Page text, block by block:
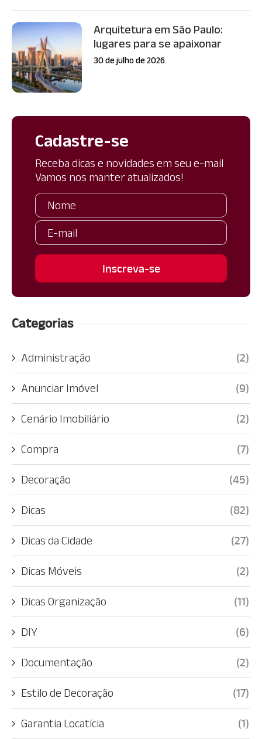
Arquitetura em São Paulo:
lugares para se apaixonar
30 de julho de 2026
Cadastre-se
Receba dicas e novidades em seu e-mail
Vamos nos manter atualizados!
Categorias
Administração (2)
Anunciar Imóvel (9)
Cenário Imobiliário (2)
Compra (7)
Decoração (45)
Dicas (82)
Dicas da Cidade (27)
Dicas Móveis (2)
Dicas Organização (11)
DIY (6)
Documentação (2)
Estilo de Decoração (17)
Garantia Locatícia (1)